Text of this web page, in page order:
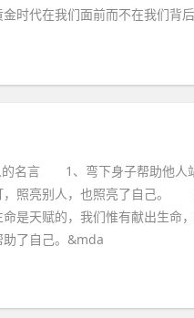
代在我们面前而不在我们背
名言 1、弯下身子帮助他人站
照亮别人，也照亮了自己。
天赋的，我们惟有献出生命
了自己。&mda